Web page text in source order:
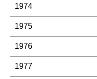
1974
1975
1976
1977